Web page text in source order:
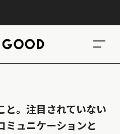
と。注目されていない
ミュニケーションと